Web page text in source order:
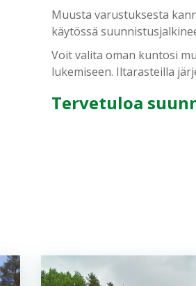
Muusta varustuksesta
käytössä
Voit valita oman kuntosi
lukemiseen. Iltarasteilla
Tervetuloa